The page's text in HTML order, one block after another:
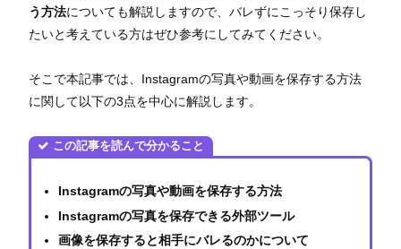
う方法についても解説しますので、バレずにこっそり保存し
たいと考えている方はぜひ参考にしてみてください。
そこで本記事では、Instagramの写真や動画を保存する方法
に関して以下の3点を中心に解説します。
この記事を読んで分かること
Instagramの写真や動画を保存する方法
Instagramの写真を保存できる外部ツール
画像を保存すると相手にバレるのかについて